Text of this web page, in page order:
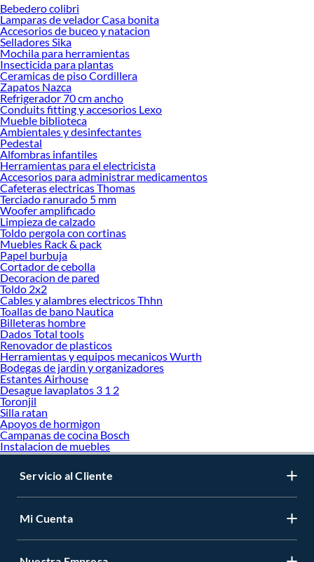
Desde remodelaciones hasta proyectos de decoración, estamos aquí para hacer
tus ideas realidad. ¡Visítanos y encuentra todo lo que tenemos para ofrecerte en
Mosaicos!
Explora la variedad de productos de Mosaicos en Sodimac
Herramientas, materiales y accesorios de calidad para tus proyectos y
renovación de espacios. ¡Visítanos y descubre todo lo que tenemos para
ofrecerte!
Encuentra una amplia variedad de productos de Mosaicos en Sodimac.
Encuentra todo lo necesario para tus proyectos de renovación y decoración.
¡Visítanos y haz tus ideas realidad!
Bebedero colibri
Lamparas de velador Casa bonita
Accesorios de buceo y natacion
Selladores Sika
Mochila para herramientas
Insecticida para plantas
Ceramicas de piso Cordillera
Zapatos Nazca
Refrigerador 70 cm ancho
Conduits fitting y accesorios Lexo
Mueble biblioteca
Ambientales y desinfectantes
Pedestal
Alfombras infantiles
Herramientas para el electricista
Accesorios para administrar medicamentos
Cafeteras electricas Thomas
Terciado ranurado 5 mm
Woofer amplificado
Limpieza de calzado
Toldo pergola con cortinas
Muebles Rack & pack
Papel burbuja
Cortador de cebolla
Decoracion de pared
Toldo 2x2
Cables y alambres electricos Thhn
Toallas de bano Nautica
Billeteras hombre
Dados Total tools
Renovador de plasticos
Herramientas y equipos mecanicos Wurth
Bodegas de jardin y organizadores
Estantes Airhouse
Desague lavaplatos 3 1 2
Toronjil
Silla ratan
Apoyos de hormigon
Campanas de cocina Bosch
Instalacion de muebles
Servicio al Cliente
Mi Cuenta